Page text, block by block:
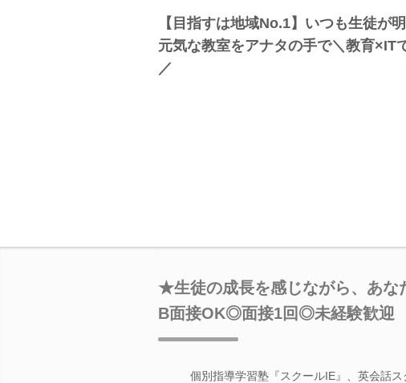
【目指すは地域No.1】いつも生徒が
元気な教室をアナタの手で＼教育×IT
／
★生徒の成長を感じながら、あ
B面接OK◎面接1回◎未経験歓迎
個別指導学習塾『スクールIE』、英会話